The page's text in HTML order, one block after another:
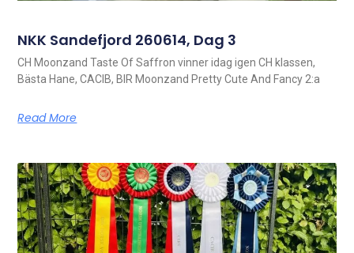
NKK Sandefjord 260614, Dag 3
CH Moonzand Taste Of Saffron vinner idag igen CH klassen,
Bästa Hane, CACIB, BIR Moonzand Pretty Cute And Fancy 2:a
Read More